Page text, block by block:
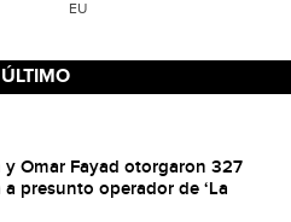
EU
Omar Fayad otorgaron 327
presunto operador de ‘La